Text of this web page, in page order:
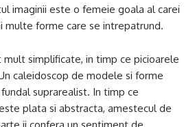
imaginii este o femeie goala al carei
multe forme care se intrepatrund.
mult simplificate, in timp ce picioarele
caleidoscop de modele si forme
suprarealist. In timp ce
plata si abstracta, amestecul de